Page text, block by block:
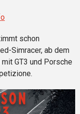
schon
Simracer, ab dem
GT3 und Porsche